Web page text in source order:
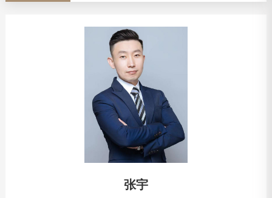
张宇